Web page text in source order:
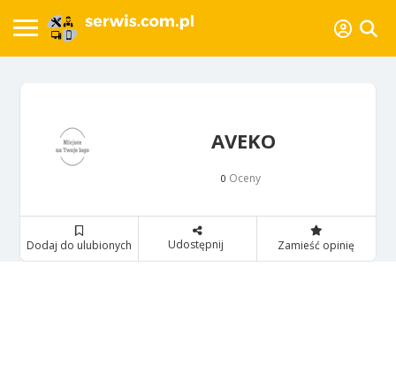
AVEKO
0 Oceny
Dodaj do ulubionych Udostępnij Zamieść opinię